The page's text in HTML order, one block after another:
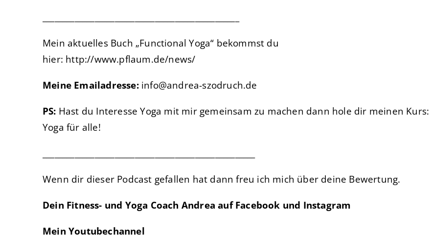
Mein aktuelles Buch „Functional Yoga“ bekommst du
hier: http://www.pflaum.de/news/
Meine Emailadresse: info@andrea-szodruch.de
PS: Hast du Interesse Yoga mit mir gemeinsam zu machen dann hole dir meinen Kurs:
Yoga für alle!
Wenn dir dieser Podcast gefallen hat dann freu ich mich über deine Bewertung.
Dein Fitness- und Yoga Coach Andrea auf Facebook und Instagram
Mein Youtubechannel